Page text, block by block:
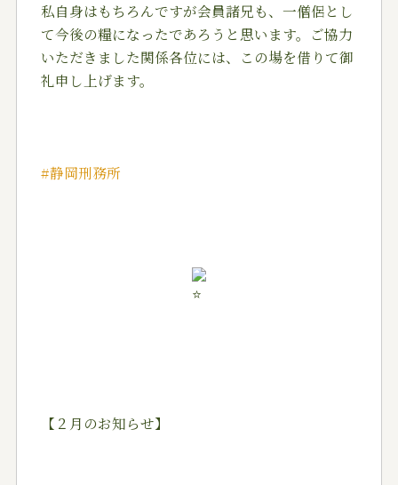
私自身はもちろんですが会員諸兄も、一僧侶とし
て今後の糧になったであろうと思います。ご協力
いただきました関係各位には、この場を借りて御
礼申し上げます。
#静岡刑務所
【２月のお知らせ】